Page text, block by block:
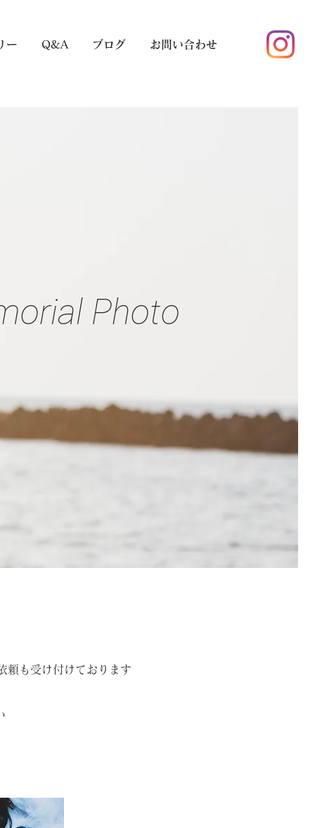
ー Q&A ブログ お問い合わせ
Photo
頼も受け付けております